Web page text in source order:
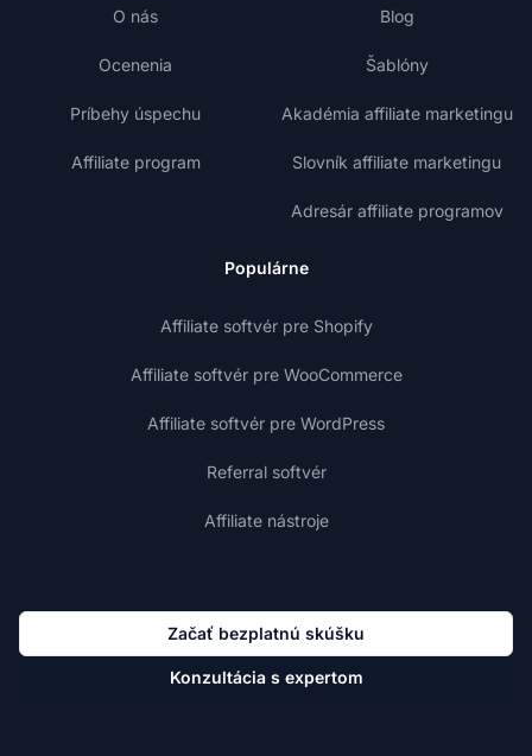
O nás
Ocenenia
Príbehy úspechu
Affiliate program
Blog
Šablóny
Akadémia affiliate marketingu
Slovník affiliate marketingu
Adresár affiliate programov
Populárne
Affiliate softvér pre Shopify
Affiliate softvér pre WooCommerce
Affiliate softvér pre WordPress
Referral softvér
Affiliate nástroje
Začať bezplatnú skúšku
Konzultácia s expertom